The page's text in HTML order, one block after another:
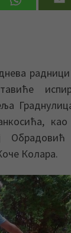
Колара.